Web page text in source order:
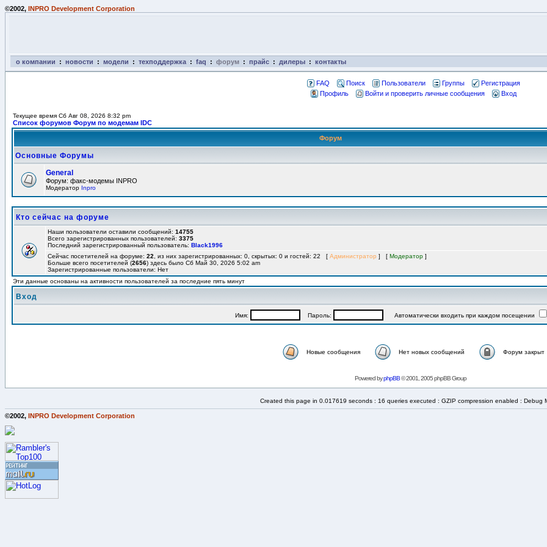
©2002, INPRO Development Corporation
о компании : новости : модели : техподдержка : faq : форум : прайс : дилеры : контакты
FAQ Поиск Пользователи Группы
Регистрация
Профиль
Войти и проверить личные сообщения Вход
Текущее время Сб Авг 08, 2026 8:32 pm
Список форумов Форум по модемам IDC
Форум
Основные Форумы
General
Форум: факс-модемы INPRO
Модератор Inpro
Кто сейчас на форуме
Наши пользователи оставили сообщений: 14755
Всего зарегистрированных пользователей: 3375
Последний зарегистрированный пользователь: Black1996
Сейчас посетителей на форуме: 22 , из них зарегистрированных: 0, скрытых: 0 и гостей: 22 [ Администратор ] [ Модератор ]
Больше всего посетителей (2656) здесь было Сб Май 30, 2026 5:02 am
Зарегистрированные пользователи: Нет
Эти данные основаны на активности пользователей за последние пять минут
Вход
Имя: Пароль: Автоматически входить при каждом посещении
Новые сообщения Нет новых сообщений Форум закрыт
Powered byphpBB© 2001, 2005 phpBB Group
Created this page in 0.017619 seconds : 16 queries executed : GZIP compression enabled : Debug
©2002, INPRO Development Corporation